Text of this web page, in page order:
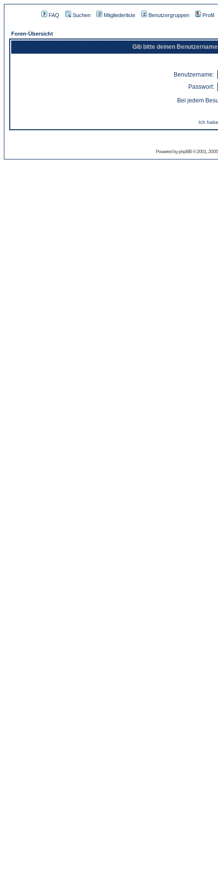
FAQ Suchen Mitgliederliste Benutzergruppen Profil
Foren-Übersicht
Gib bitte deinen
Benutzername:
Passwort:
Bei jedem
Ich
Powered byphpBB© 2001,